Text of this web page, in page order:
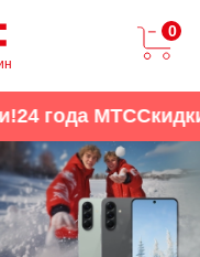
0
года МТССкидки